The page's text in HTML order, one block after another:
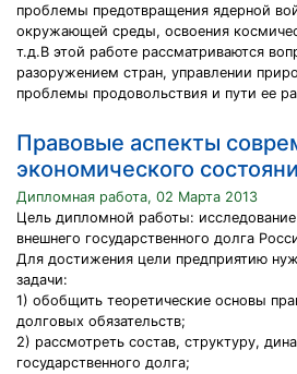
проблемы предотвращения ядерной
окружающей среды, освоения
т.д.В этой работе рассматриваются
разоружением стран, управлении
проблемы продовольствия и пути ее
Правовые аспекты
экономического
Дипломная работа, 02 Марта 2013
Цель дипломной работы:
внешнего государственного долга
Для достижения цели предприятию
задачи:
1) обобщить теоретические основы
долговых обязательств;
2) рассмотреть состав, структуру,
государственного долга;